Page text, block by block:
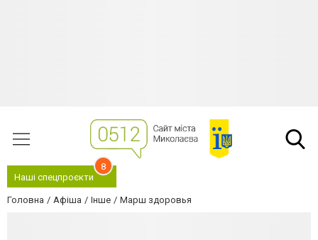
Наші спецпроєкти
8
Головна Афіша Інше Марш здоровья